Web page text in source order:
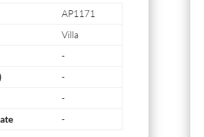
AP1171
Villa
-
-
-
-